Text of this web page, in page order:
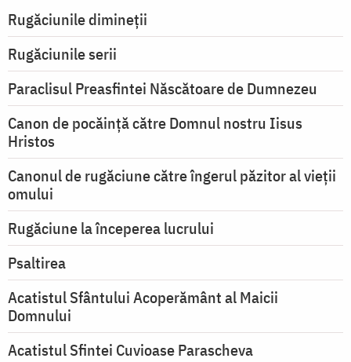
Rugăciunile dimineții
Rugăciunile serii
Paraclisul Preasfintei Născătoare de Dumnezeu
Canon de pocăință către Domnul nostru Iisus
Hristos
Canonul de rugăciune către îngerul păzitor al vieții
omului
Rugăciune la începerea lucrului
Psaltirea
Acatistul Sfântului Acoperământ al Maicii
Domnului
Acatistul Sfintei Cuvioase Parascheva